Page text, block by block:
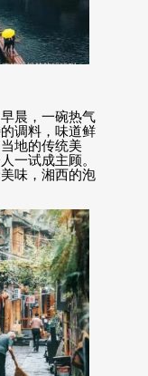
晨，一碗热气
调料，味道鲜
地的传统美
一试成主顾。
味，湘西的泡